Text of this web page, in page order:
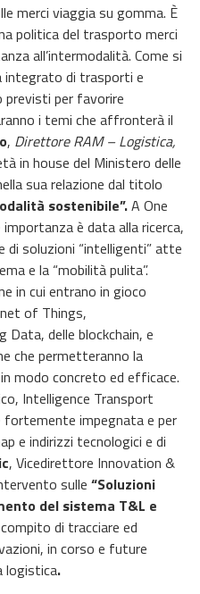
merci viaggia su gomma. È
politica del trasporto merci
all’intermodalità. Come si
integrato di trasporti e
previsti per favorire
i temi che affronterà il
, Direttore RAM – Logistica,
in house del Ministero delle
sua relazione dal titolo
sostenibile”.A One
è data alla ricerca,
di soluzioni “intelligenti” atte
e la “mobilità pulita”.
in cui entrano in gioco
of Things,
Data, delle blockchain, e
che permetteranno la
in modo concreto ed efficace.
Intelligence Transport
fortemente impegnata e per
e indirizzi tecnologici e di
, Vicedirettore Innovation &
sulle “Soluzioni
del sistema T&L e
di tracciare ed
in corso e future
logistica.